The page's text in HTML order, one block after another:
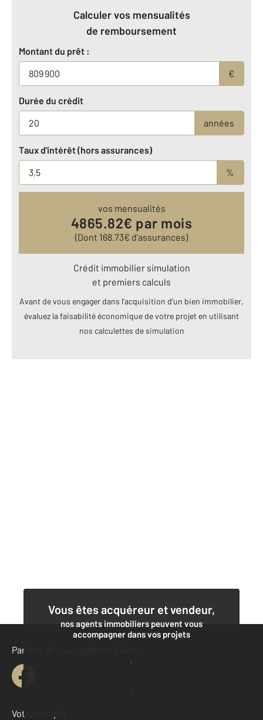
Calculer vos mensualités
de remboursement
Montant du prêt :
€
Durée du crédit
années
Taux d'intérêt (hors assurances)
%
vos mensualités
4865.82€ par mois
(Dont 168.73€ d’assurances)
Crédit immobilier simulation
et premiers calculs
Avant de vous engager dans l’acquisition d’un bien immobilier,
évaluez la faisabilité économique de votre projet en utilisant
nos calculettes de simulation
Vous êtes acquéreur et vendeur,
nos agents immobiliers peuvent vous
accompagner dans vos projets
Contacter l'agence
Demander une estimation
Parlons de vous, parlons biens
Votre compte :